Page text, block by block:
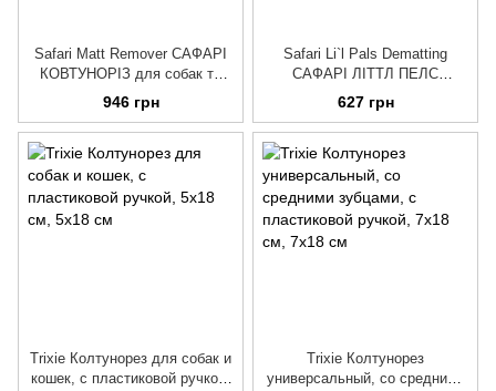
Safari Matt Remover САФАРІ
КОВТУНОРІЗ для собак та
котів
946 грн
Safari Li`l Pals Dematting
САФАРІ ЛІТТЛ ПЕЛС
КОВТУНОРІЗ для цуценят та
собак малих порід
627 грн
Trixie Колтунорез для собак и
кошек, с пластиковой ручкой,
Trixie Колтунорез
универсальный, со средними